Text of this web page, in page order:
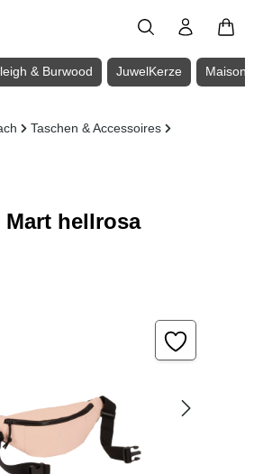
& Burwood JuwelKerze Maison
Taschen & Accessoires
von 0 von 5 Sternen
hellrosa